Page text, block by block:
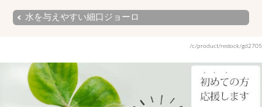
水を与えやすい細口ジョーロ
/c/product/restock/gd2705